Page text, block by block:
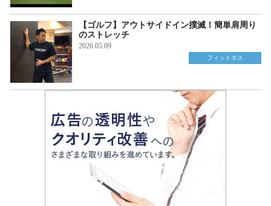
【ゴルフ】アウトサイドイン撲滅！簡単肩周り
のストレッチ
2026.05.09
フィットネス